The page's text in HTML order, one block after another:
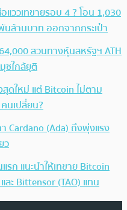
ววเทขายรอบ 4 ? โอน 1,030
นล้านบาท ออกจากกระเป๋า
สวนทางหุ้นสหรัฐฯ ATH
ซใกล้ยุติ
ดใหม่ แต่ Bitcoin ไม่ตาม
นเปลี่ยน?
Cardano (Ada) ถึงพุ่งแรง
ว
ก แนะนำให้เทขาย Bitcoin
ละ Bittensor (TAO) แทน